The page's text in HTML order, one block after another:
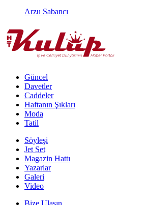
Arzu Sabancı
Güncel
Davetler
Caddeler
Haftanın Şıkları
Moda
Tatil
Söyleşi
Jet Set
Magazin Hattı
Yazarlar
Galeri
Video
Bize Ulaşın